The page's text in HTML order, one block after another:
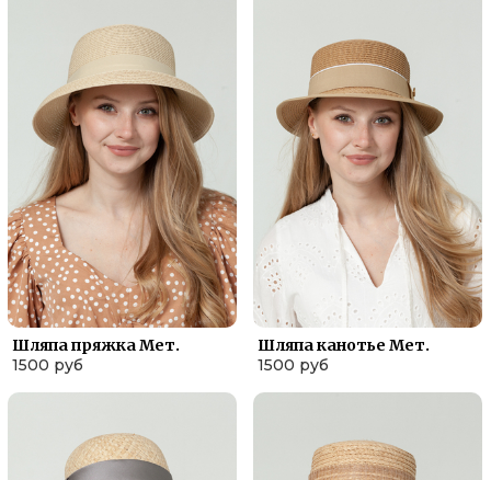
Шляпа пряжка Мет.
1500 руб
Шляпа канотье Мет.
1500 руб